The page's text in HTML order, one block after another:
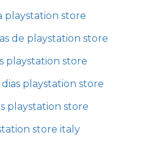
playstation store
de playstation store
playstation store
dias playstation store
playstation store
store italy